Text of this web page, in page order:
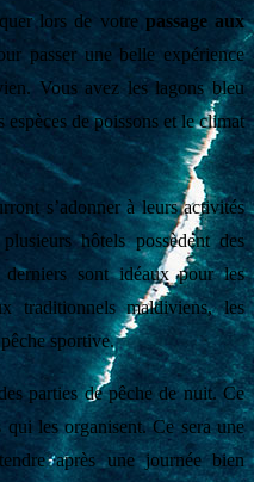
lors de votre passage aux
passer une belle expérience
Vous avez les lagons bleu
de poissons et le climat
s’adonner à leurs activités
hôtels possèdent des
derniers sont idéaux pour les
traditionnels maldiviens, les
sportive.
parties de pêche de nuit. Ce
qui les organisent. Ce sera une
après une journée bien